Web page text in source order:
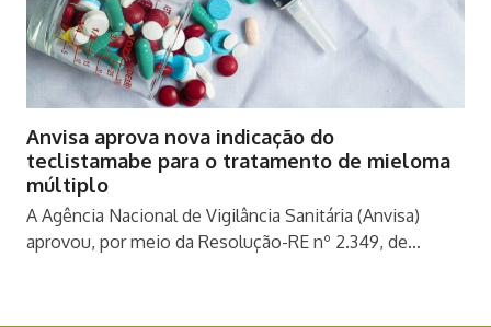
Anvisa aprova nova indicação do
teclistamabe para o tratamento de mieloma
múltiplo
A Agência Nacional de Vigilância Sanitária (Anvisa)
aprovou, por meio da Resolução-RE nº 2.349, de…